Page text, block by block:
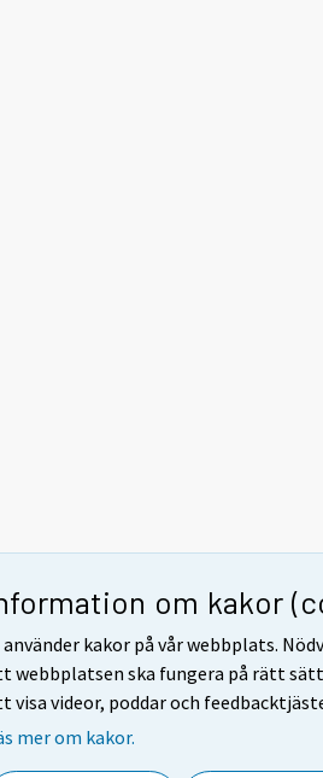
om kakor
använder kakor på vår webbplats.
webbplatsen ska fungera på rätt
visa videor, poddar och
mer om kakor.